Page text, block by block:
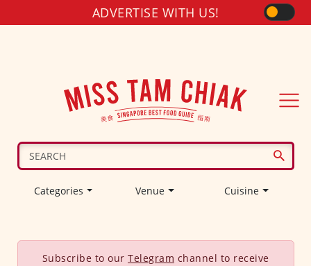
ADVERTISE WITH US!
Categories Venue Cuisine
Subscribe to our Telegram channel to receive